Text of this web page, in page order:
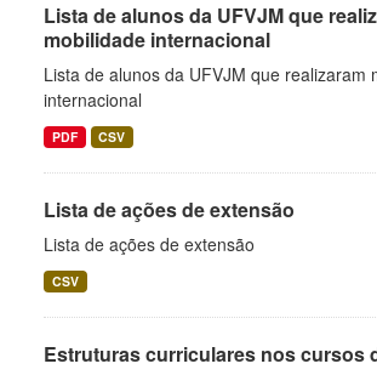
Lista de alunos da UFVJM que
mobilidade internacional
Lista de alunos da UFVJM que realizaram
internacional
PDF CSV
Lista de ações de extensão
Lista de ações de extensão
CSV
Estruturas curriculares nos cursos